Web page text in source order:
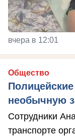
вчера в 12:01
Общество
необычную
Сотрудники
транспорте